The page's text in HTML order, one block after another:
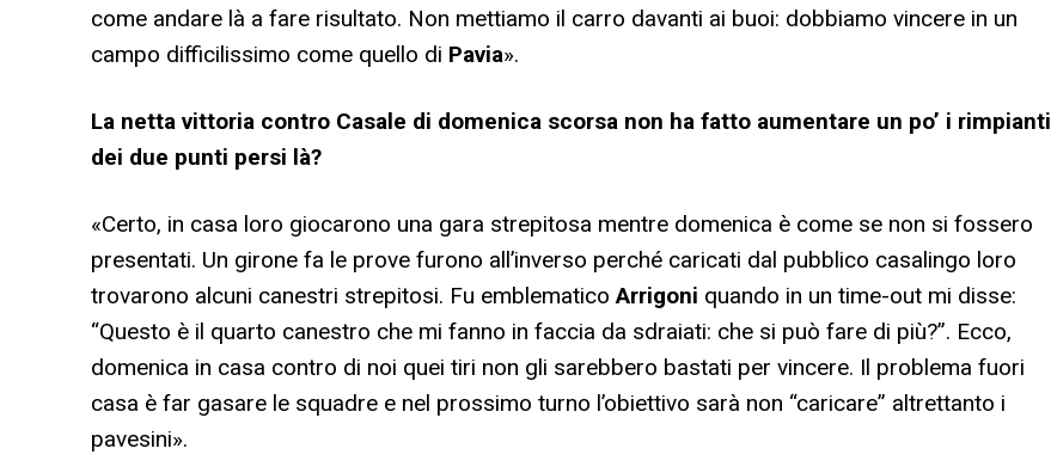
come andare là a fare risultato. Non mettiamo il carro davanti ai buoi: dobbiamo vincere in un
campo difficilissimo come quello di Pavia».
La netta vittoria contro Casale di domenica scorsa non ha fatto aumentare un po’ i rimpianti
dei due punti persi là?
«Certo, in casa loro giocarono una gara strepitosa mentre domenica è come se non si fossero
presentati. Un girone fa le prove furono all’inverso perché caricati dal pubblico casalingo loro
trovarono alcuni canestri strepitosi. Fu emblematicoArrigoni quando in un time-out mi disse:
“Questo è il quarto canestro che mi fanno in faccia da sdraiati: che si può fare di più?”. Ecco,
domenica in casa contro di noi quei tiri non gli sarebbero bastati per vincere. Il problema fuori
casa è far gasare le squadre e nel prossimo turno l’obiettivo sarà non “caricare” altrettanto i
pavesini».